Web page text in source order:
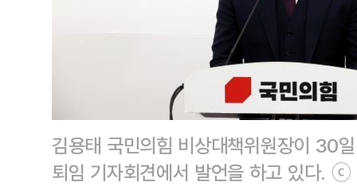
김용태 국민의힘 비상대책위원장이 30
퇴임 기자회견에서 발언을 하고 있다. ⓒ